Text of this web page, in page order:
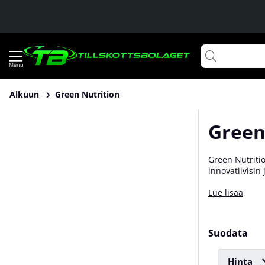
Alkuun Green Nutrition
Green
innovatiivisin
tekee siitä
Lue lisää
Suodata
Hinta